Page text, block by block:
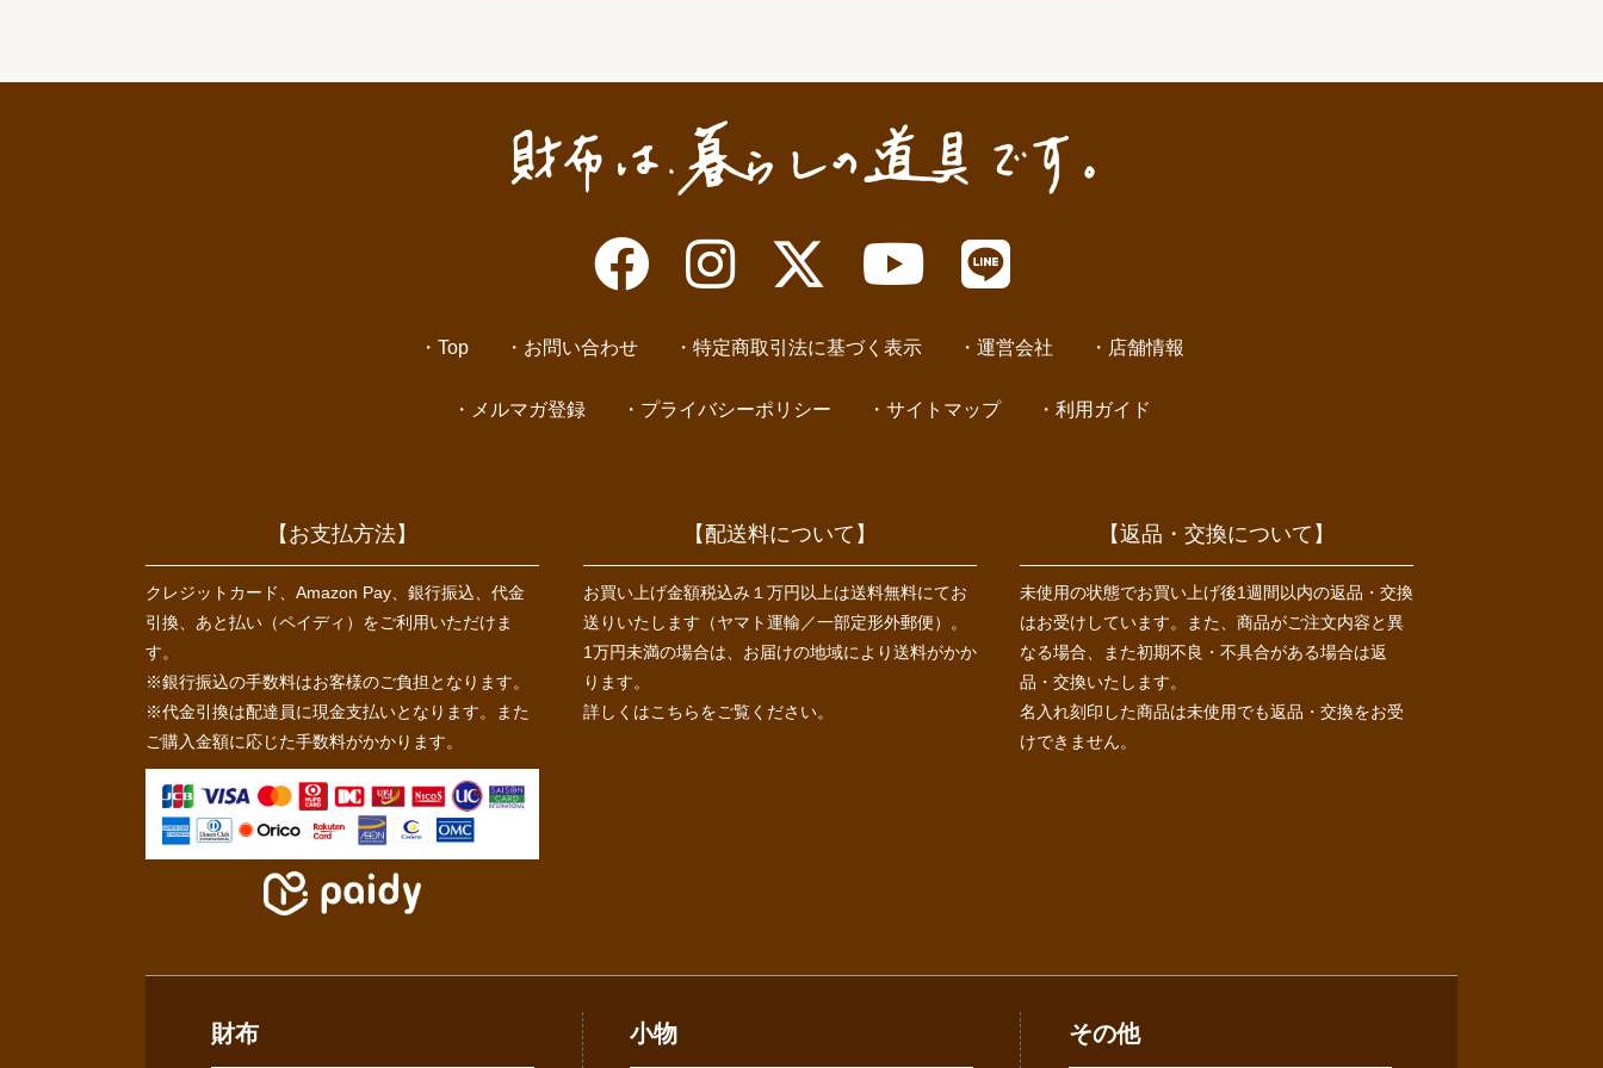
Top お問い合わせ 特定商取引法に基づく表示 運営会社 店舗情報
メルマガ登録 プライバシーポリシー サイトマップ 利用ガイド
【お支払方法】
クレジットカード、Amazon Pay、銀行振込、代金
引換、あと払い（ペイディ）をご利用いただけま
す。
※銀行振込の手数料はお客様のご負担となります。
※代金引換は配達員に現金支払いとなります。また
ご購入金額に応じた手数料がかかります。
【配送料について】
お買い上げ金額税込み１万円以上は送料無料にてお
送りいたします（ヤマト運輸／一部定形外郵便）。
1万円未満の場合は、お届けの地域により送料がかか
ります。
詳しくはこちらをご覧ください。
【返品・交換について】
未使用の状態でお買い上げ後1週間以内の返品・交換
はお受けしています。また、商品がご注文内容と異
なる場合、また初期不良・不具合がある場合は返
品・交換いたします。
名入れ刻印した商品は未使用でも返品・交換をお受
けできません。
財布 小物 その他